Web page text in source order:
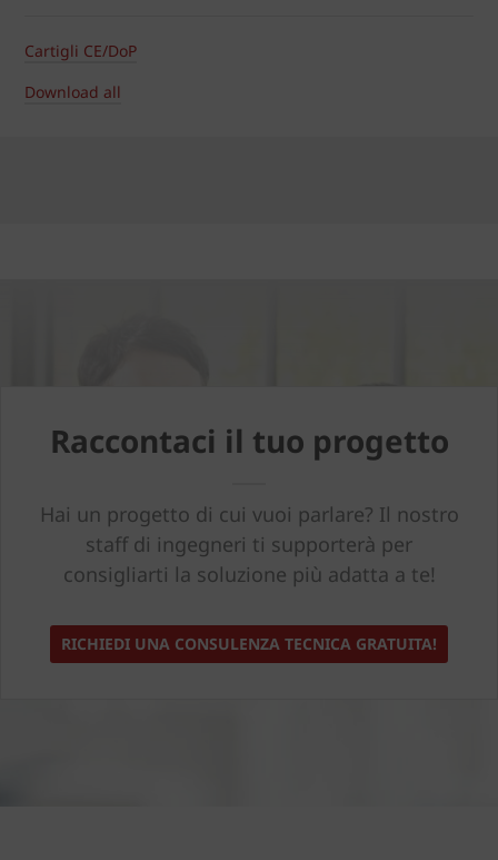
Cartigli CE/DoP
Download all
Raccontaci il tuo progetto
Hai un progetto di cui vuoi parlare? Il nostro
staff di ingegneri ti supporterà per
consigliarti la soluzione più adatta a te!
RICHIEDI UNA CONSULENZA TECNICA GRATUITA!